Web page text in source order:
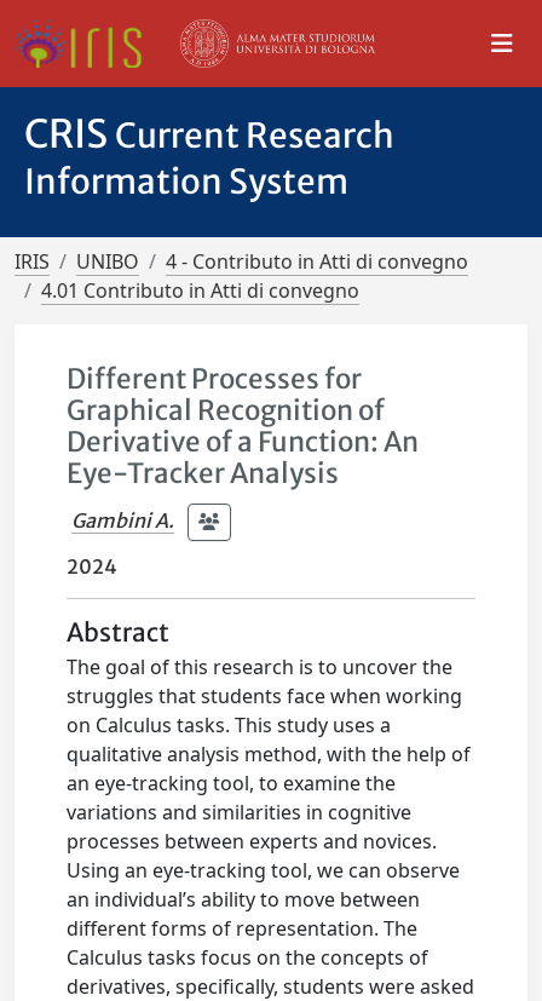
CRIS Current Research
Information System
IRIS UNIBO
4 - Contributo in Atti di convegno
4.01 Contributo in Atti di convegno
Different Processes for
Graphical Recognition of
Derivative of a Function: An
Eye-Tracker Analysis
Gambini A.
2024
Abstract
The goal of this research is to uncover the
struggles that students face when working
on Calculus tasks. This study uses a
qualitative analysis method, with the help of
an eye-tracking tool, to examine the
variations and similarities in cognitive
processes between experts and novices.
Using an eye-tracking tool, we can observe
an individual’s ability to move between
different forms of representation. The
Calculus tasks focus on the concepts of
derivatives, specifically, students were asked